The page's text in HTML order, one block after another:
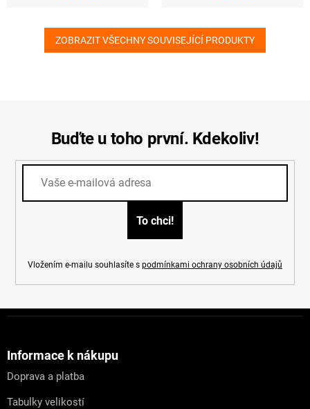
ZOBRAZIT VŠECHNY SOUVISEJÍCÍ PRODUKTY
Buďte u toho první. Kdekoliv!
Vložením e-mailu souhlasíte s podmínkami ochrany osobních údajů
Informace k nákupu
Doprava a platba
Tabulky velikostí